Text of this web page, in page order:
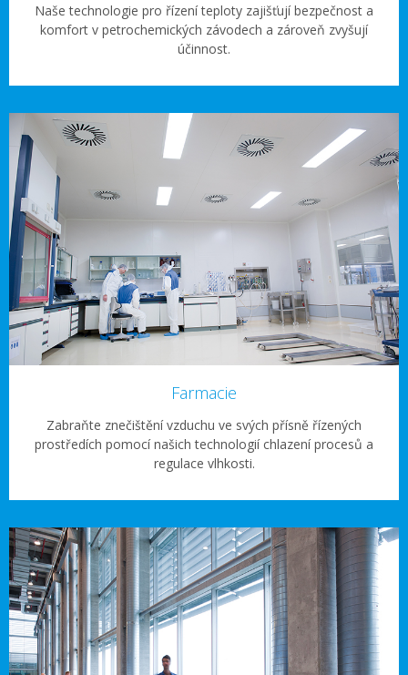
Naše technologie pro řízení teploty zajišťují bezpečnost a
komfort v petrochemických závodech a zároveň zvyšují
účinnost.
Farmacie
Zabraňte znečištění vzduchu ve svých přísně řízených
prostředích pomocí našich technologií chlazení procesů a
regulace vlhkosti.